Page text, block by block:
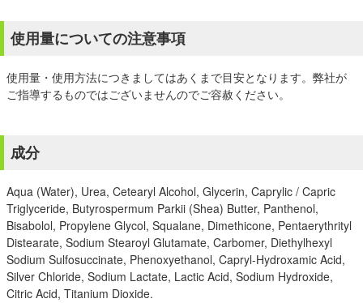
使用量についての注意事項
使用量・使用方法につきましてはあくまで目安となります。弊社が
ご指導するものではございませんのでご容赦ください。
成分
Aqua (Water), Urea, Cetearyl Alcohol, Glycerin, Caprylic / Capric
Triglyceride, Butyrospermum Parkii (Shea) Butter, Panthenol,
Bisabolol, Propylene Glycol, Squalane, Dimethicone, Pentaerythrityl
Distearate, Sodium Stearoyl Glutamate, Carbomer, Diethylhexyl
Sodium Sulfosuccinate, Phenoxyethanol, Capryl-Hydroxamic Acid,
Silver Chloride, Sodium Lactate, Lactic Acid, Sodium Hydroxide,
Citric Acid, Titanium Dioxide.